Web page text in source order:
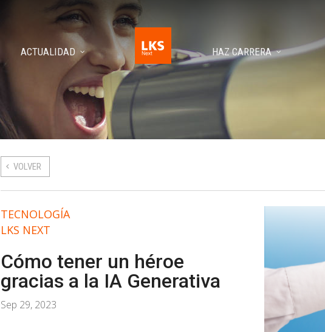
ACTUALIDAD HAZ CARRERA
VOLVER
TECNOLOGÍA
LKS NEXT
Cómo tener un héroe
gracias a la IA Generativa
Sep 29, 2023